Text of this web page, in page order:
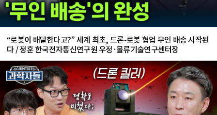
“로봇이 배달한다고?” 세계 최초, 드론-로봇 협업 무인 배송 시작된
다 / 정훈 한국전자통신연구원 우정·물류기술연구센터장